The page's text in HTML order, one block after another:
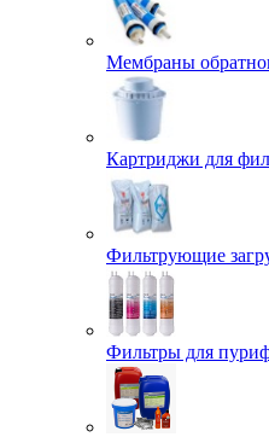
Мембраны
Картриджи для
Фильтрующие
Фильтры для